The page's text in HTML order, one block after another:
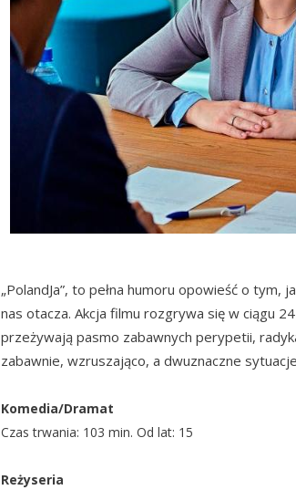
„PolandJa”, to pełna humoru opowieść o
nas otacza. Akcja filmu rozgrywa się w ciągu
przeżywają pasmo zabawnych perypetii,
zabawnie, wzruszająco, a dwuznaczne
Komedia/Dramat
Czas trwania: 103 min. Od lat: 15
Reżyseria